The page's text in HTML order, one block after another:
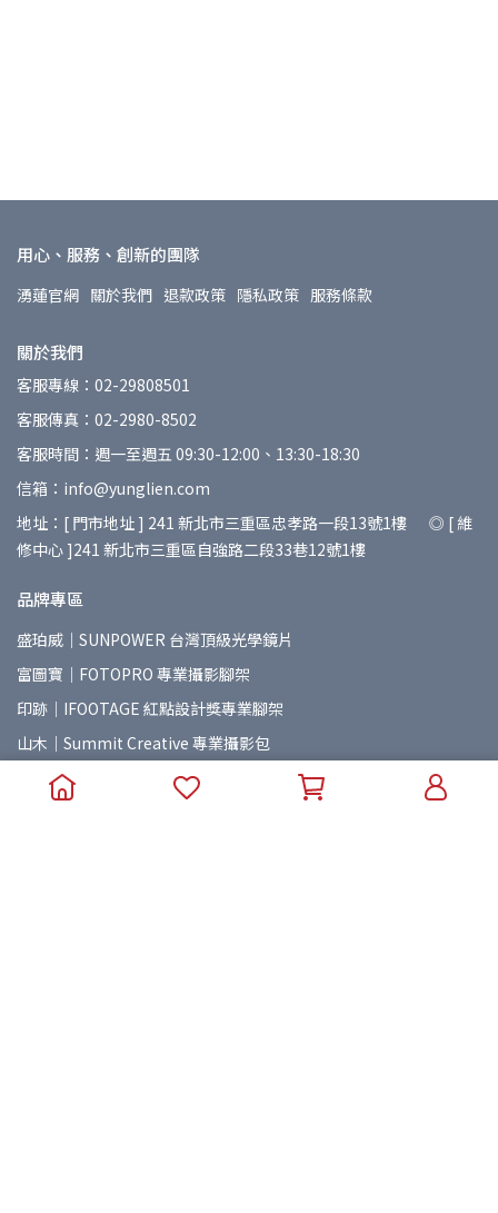
用心、服務、創新的團隊
湧蓮官網 關於我們 退款政策 隱私政策 服務條款
關於我們
客服專線：02-29808501
客服傳真：02-2980-8502
客服時間：週一至週五 09:30-12:00、13:30-18:30
信箱：info@yunglien.com
地址：[ 門市地址 ] 241 新北市三重區忠孝路一段13號1樓 ◎ [ 維
修中心 ]241 新北市三重區自強路二段33巷12號1樓
品牌專區
盛珀威｜SUNPOWER 台灣頂級光學鏡片
富圖寶｜FOTOPRO 專業攝影腳架
印跡｜IFOOTAGE 紅點設計獎專業腳架
山木｜Summit Creative 專業攝影包
精嘉｜VANGUARD 簡約時尚攝影包